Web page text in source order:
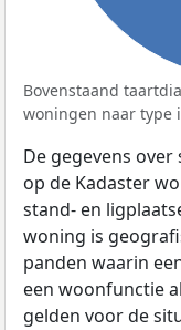
Bovenstaand
woningen naar type
De gegevens
op de Kadaster
stand- en
woning is
panden waarin
een woonfunctie
gelden voor de